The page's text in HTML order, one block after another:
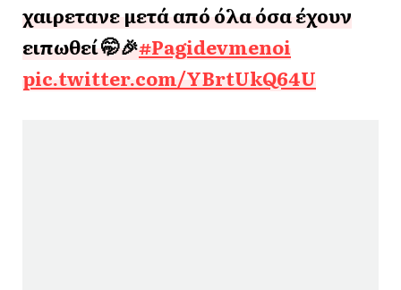
χαιρετανε μετά από όλα όσα έχουν
ειπωθεί 🤭🎉#Pagidevmenoi
pic.twitter.com/YBrtUkQ64U